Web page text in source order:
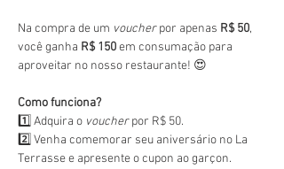
Na compra de um voucher por apenas R$ 50,
você ganha R$ 150 em consumação para
aproveitar no nosso restaurante! 😍
Como funciona?
1️⃣ Adquira o voucher por R$ 50.
2️⃣ Venha comemorar seu aniversário no La
Terrasse e apresente o cupon ao garçon.